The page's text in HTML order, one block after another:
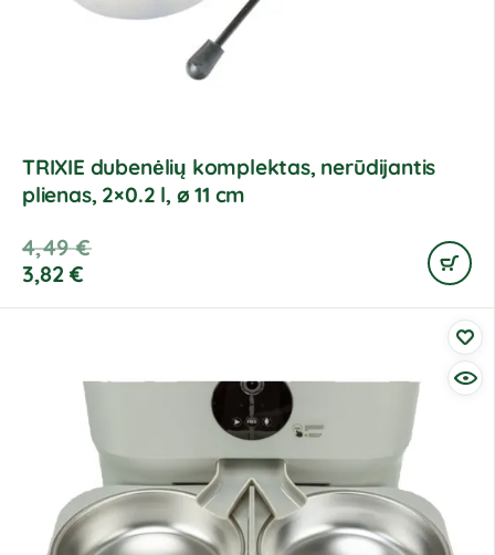
TRIXIE dubenėlių komplektas, nerūdijantis
plienas, 2×0.2 l, ø 11 cm
4,49€
3,82 €